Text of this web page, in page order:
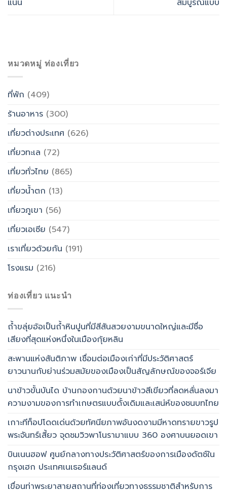
แน่น
สมบูรณ์แบบ
หมวดหมู่ ท่องเที่ยว
ที่พัก (409)
ร้านอาหาร (300)
เที่ยวต่างประเทศ (626)
เที่ยวทะเล (72)
เที่ยวทั่วไทย (865)
เที่ยวน้ำตก (13)
เที่ยวภูเขา (56)
เที่ยวเอเซีย (547)
เราเที่ยวด้วยกัน (191)
โรงแรม (216)
ท่องเที่ยว แนะนำ
ถ้ำขลุ่ยอ้อเป็นถ้ำหินปูนที่มีสีสันสวยงามขนาดใหญ่และมีชื่อ
เสียงที่สุดแห่งหนึ่งในเมืองกุ้ยหลิน
สะพานแห่งสันติภาพ เชื่อมต่อเมืองเก่าที่มีประวัติศาสตร์
ยาวนานกับย่านร่วมสมัยของเมืองเป็นสัญลักษณ์ของจอร์เจีย
นาข้าวขั้นบันได บ้านกองกานด้วยนาข้าวสีเขียวที่ลดหลั่นลงมา
ความงามของการทำเกษตรแบบดั้งเดิมและเสน่ห์ของชนบทไทย
เกาะทีท็อปโดดเด่นด้วยทัศนียภาพอันงดงามมีหาดทรายขาวรูป
พระจันทร์เสี้ยว จุดชมวิวพาโนรามาแบบ 360 องศาบนยอดเขา
บินเนนฮอฟ ศูนย์กลางทางประวัติศาสตร์ของการเมืองดัตช์ใน
กรุงเฮก ประเทศเนเธอร์แลนด์
เขื่อนท่าพระยาสายสถานที่ท่องเที่ยวทางธรรมชาติสำหรับการ